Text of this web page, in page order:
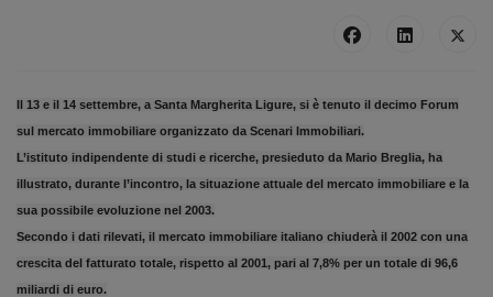
Il 13 e il 14 settembre, a Santa Margherita Ligure, si è tenuto il decimo Forum
sul mercato immobiliare organizzato da Scenari Immobiliari.
L’istituto indipendente di studi e ricerche, presieduto da Mario Breglia, ha
illustrato, durante l’incontro, la situazione attuale del mercato immobiliare e la
sua possibile evoluzione nel 2003.
Secondo i dati rilevati, il mercato immobiliare italiano chiuderà il 2002 con una
crescita del fatturato totale, rispetto al 2001, pari al 7,8% per un totale di 96,6
miliardi di euro.